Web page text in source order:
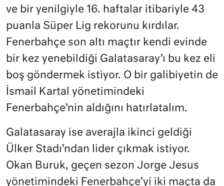
ve bir yenilgiyle 16. haftalar itibariyle 43
puanla Süper Lig rekorunu kırdılar.
Fenerbahçe son altı maçtır kendi evinde
bir kez yenebildiği Galatasaray’ı bu kez eli
boş göndermek istiyor. O bir galibiyetin de
İsmail Kartal yönetimindeki
Fenerbahçe’nin aldığını hatırlatalım.
Galatasaray ise averajla ikinci geldiği
Ülker Stadı’ndan lider çıkmak istiyor.
Okan Buruk, geçen sezon Jorge Jesus
yönetimindeki Fenerbahçe’yi iki maçta da